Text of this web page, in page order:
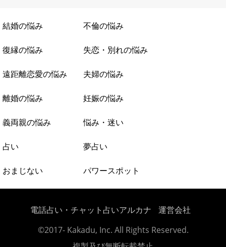
結婚の悩み 不倫の悩み
復縁の悩み 失恋・別れの悩み
遠距離恋愛の悩み 夫婦の悩み
離婚の悩み 妊娠の悩み
義両親の悩み 悩み・迷い
占い 夢占い
おまじない パワースポット
電話占い・チャット占いアルカナ
運営会社
©2017- Kakadu, Inc. All Rights Reserved.